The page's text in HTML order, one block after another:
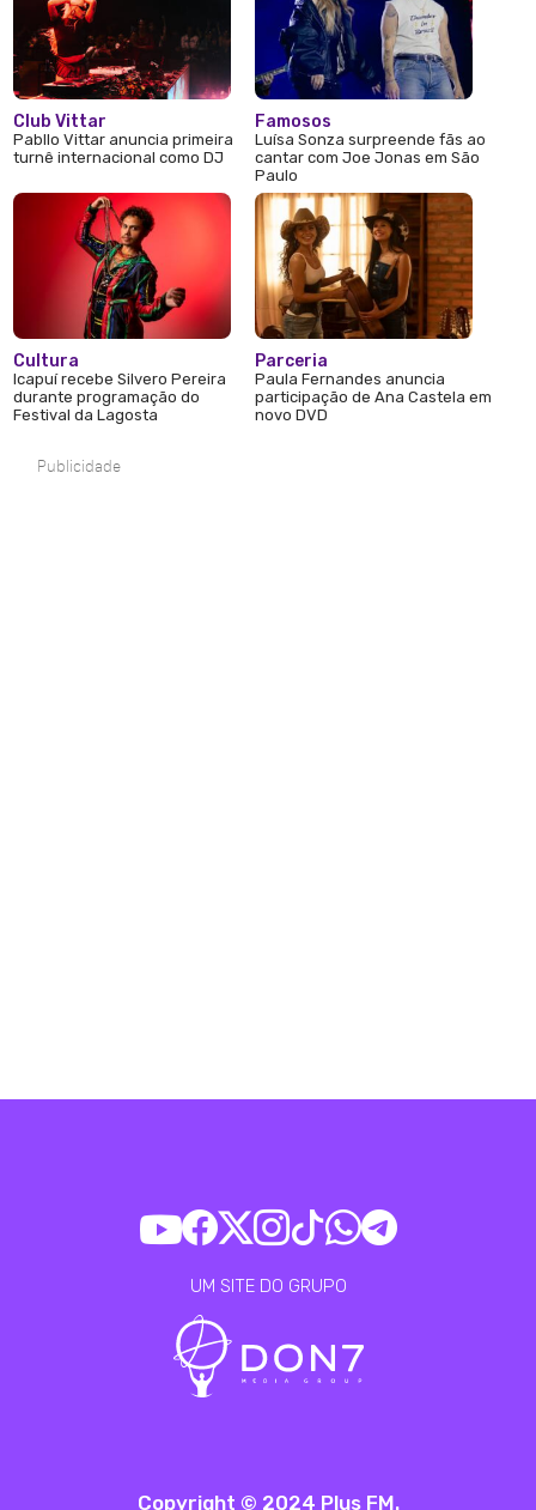
Club Vittar
Pabllo Vittar anuncia primeira
turnê internacional como DJ
Cultura
Icapuí recebe Silvero Pereira
durante programação do
Festival da Lagosta
Famosos
Luísa Sonza surpreende fãs ao
cantar com Joe Jonas em São
Paulo
Parceria
Paula Fernandes anuncia
participação de Ana Castela em
novo DVD
Publicidade
UM SITE DO GRUPO
Copyright © 2024 Plus FM.